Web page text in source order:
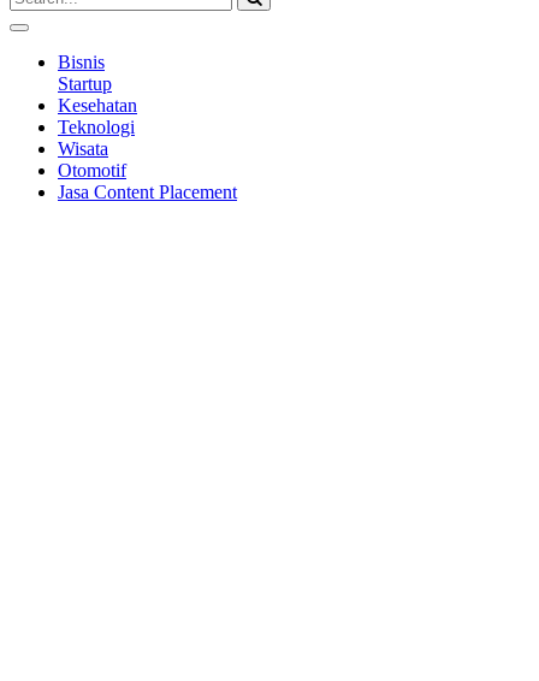
Bisnis
Startup
Kesehatan
Teknologi
Wisata
Otomotif
Jasa Content Placement